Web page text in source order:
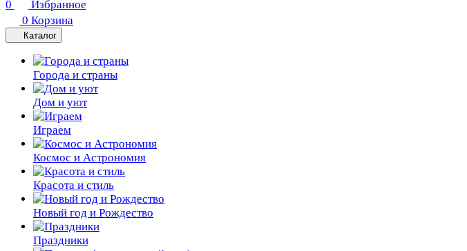
0
Избранное
0 Корзина
Каталог
Города и страны
Дом и уют
Играем
Космос и Астрономия
Красота и стиль
Новый год и Рождество
Праздники